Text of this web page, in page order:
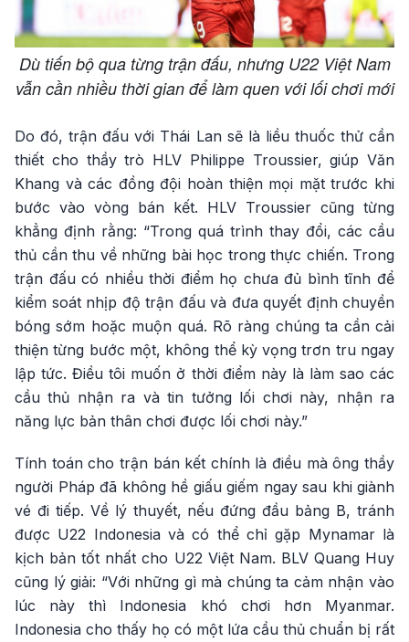
Dù tiến bộ qua từng trận đấu, nhưng U22 Việt Nam
vẫn cần nhiều thời gian để làm quen với lối chơi mới
Do đó, trận đấu với Thái Lan sẽ là liều thuốc thử cần
thiết cho thầy trò HLV Philippe Troussier, giúp Văn
Khang và các đồng đội hoàn thiện mọi mặt trước khi
bước vào vòng bán kết. HLV Troussier cũng từng
khẳng định rằng: “Trong quá trình thay đổi, các cầu
thủ cần thu về những bài học trong thực chiến. Trong
trận đấu có nhiều thời điểm họ chưa đủ bình tĩnh để
kiểm soát nhịp độ trận đấu và đưa quyết định chuyền
bóng sớm hoặc muộn quá. Rõ ràng chúng ta cần cải
thiện từng bước một, không thể kỳ vọng trơn tru ngay
lập tức. Điều tôi muốn ở thời điểm này là làm sao các
cầu thủ nhận ra và tin tưởng lối chơi này, nhận ra
năng lực bản thân chơi được lối chơi này.”
Tính toán cho trận bán kết chính là điều mà ông thầy
người Pháp đã không hề giấu giếm ngay sau khi giành
vé đi tiếp. Về lý thuyết, nếu đứng đầu bảng B, tránh
được U22 Indonesia và có thể chỉ gặp Mynamar là
kịch bản tốt nhất cho U22 Việt Nam. BLV Quang Huy
cũng lý giải: “Với những gì mà chúng ta cảm nhận vào
lúc này thì Indonesia khó chơi hơn Myanmar.
Indonesia cho thấy họ có một lứa cầu thủ chuẩn bị rất